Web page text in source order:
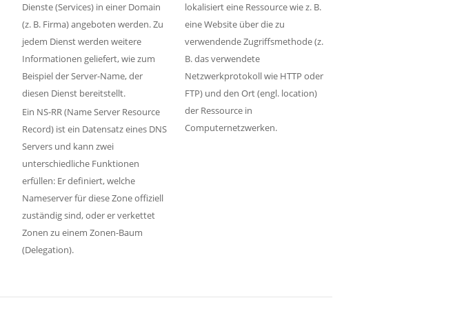
Dienste (Services) in einer Domain
(z. B. Firma) angeboten werden. Zu
jedem Dienst werden weitere
Informationen geliefert, wie zum
Beispiel der Server-Name, der
diesen Dienst bereitstellt.
Ein NS-RR (Name Server Resource
Record) ist ein Datensatz eines DNS
Servers und kann zwei
unterschiedliche Funktionen
erfüllen: Er definiert, welche
Nameserver für diese Zone offiziell
zuständig sind, oder er verkettet
Zonen zu einem Zonen-Baum
(Delegation).
lokalisiert eine Ressource wie z. B.
eine Website über die zu
verwendende Zugriffsmethode (z.
B. das verwendete
Netzwerkprotokoll wie HTTP oder
FTP) und den Ort (engl. location)
der Ressource in
Computernetzwerken.